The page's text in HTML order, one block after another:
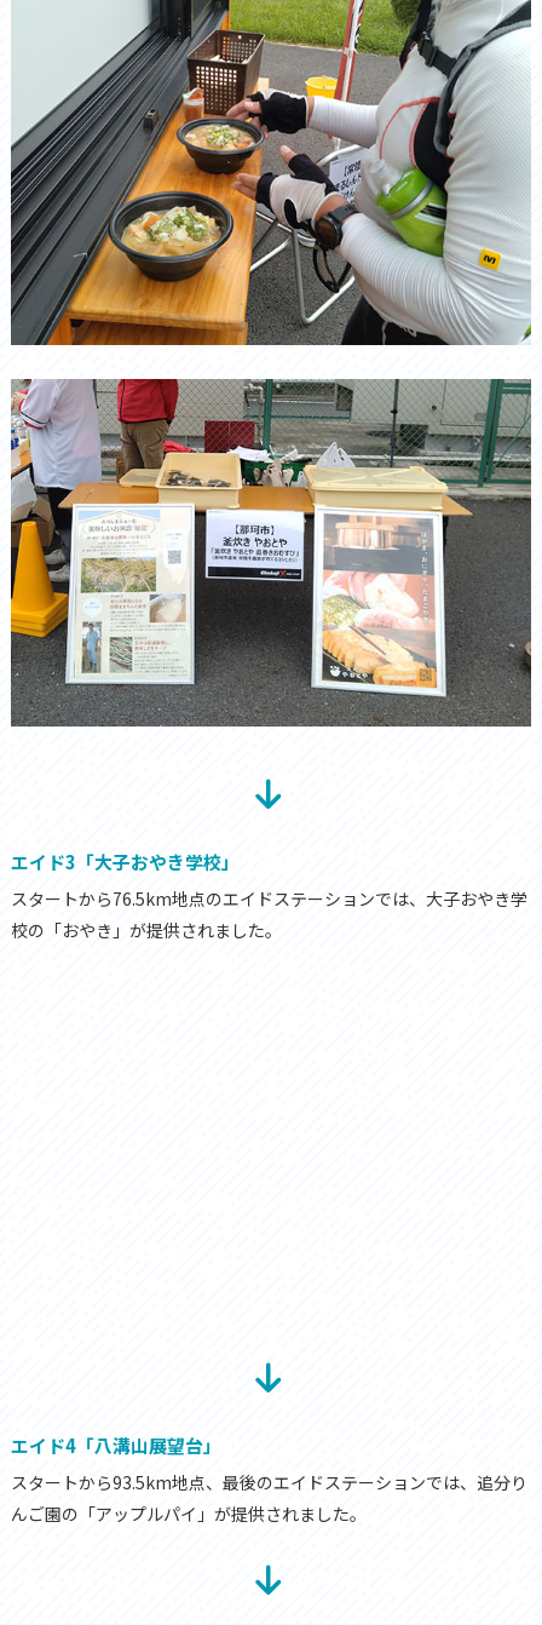
エイド3「大子おやき学校」
スタートから76.5km地点のエイドステーションでは、大子おやき学
校の「おやき」が提供されました。
エイド4「八溝山展望台」
スタートから93.5km地点、最後のエイドステーションでは、追分り
んご園の「アップルパイ」が提供されました。